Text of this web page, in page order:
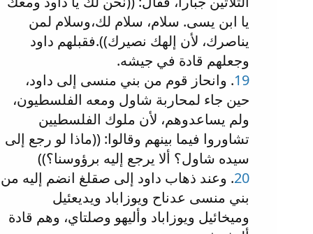
يا ابن يسى. سلام، سلام لك،وسلام لمن
يناصرك، لأن إلهك نصيرك)).فقبلهم داود
وجعلهم قادة في جيشه.
19. وانحاز قوم من بني منسى إلى داود،
حين جاء لمحاربة شاول ومعه الفلسطيون،
ولم يساعدوهم، لأن ملوك الفلسطيين
تشاوروا فيما بينهم وقالوا: ((ماذا لو رجع إلى
سيده شاول؟ ألا يرجع إليه برؤوسنا؟))
20. وعند ذهاب داود إلى صقلغ انضم إليه من
بني منسى عدناح ويوزاباد ويديعئيل
وميخائيل ويوزاباد وأليهو وصلتاي، وهم قادة